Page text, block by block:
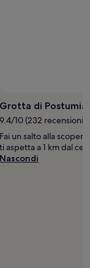
Grotta di Postumia
9.4/10 (232 recensioni)
Fai un salto alla
ti aspetta a 1 km dal
Nascondi